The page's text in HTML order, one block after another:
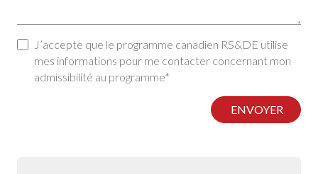
J’accepte que le programme canadien RS&DE utilise
mes informations pour me contacter concernant mon
admissibilité au programme*
ENVOYER